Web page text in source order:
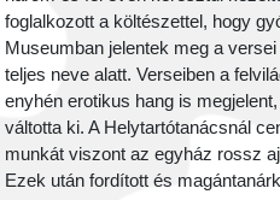
foglalkozott a költészettel, hogy
Museumban jelentek meg a versei
teljes neve alatt. Verseiben a
enyhén erotikus hang is
váltotta ki. A Helytartótanácsnál
munkát viszont az egyház rossz
Ezek után fordított és